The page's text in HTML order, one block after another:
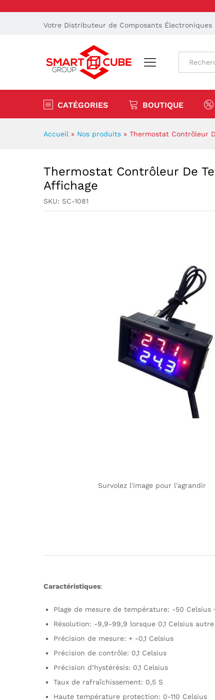
Votre Distributeur de Composants Électroniques
Tout
CATÉGORIES BOUTIQUE
Accueil » Nos produits » Thermostat Contrôleur
Thermostat Contrôleur De
Affichage
SKU: SC-1081
Survolez l'image pour l'agrandir
Caractéristiques:
Plage de mesure de température: -50 Celsius
Résolution: -9,9-99,9 lorsque 0,1 Celsius
Précision de mesure: + -0,1 Celsius
Précision de contrôle: 0,1 Celsius
Précision d’hystérésis: 0,1 Celsius
Taux de rafraîchissement: 0,5 S
Haute température protection: 0-110 Celsius